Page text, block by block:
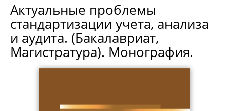
Актуальные проблемы
стандартизации учета, анализа
и аудита. (Бакалавриат,
Магистратура). Монография.